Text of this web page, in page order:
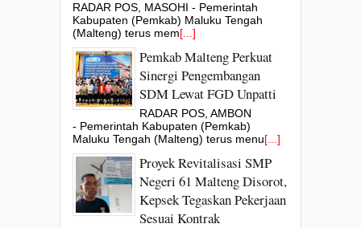
RADAR POS, MASOHI - Pemerintah
Kabupaten (Pemkab) Maluku Tengah
(Malteng) terus mem[...]
Pemkab Malteng Perkuat
Sinergi Pengembangan
SDM Lewat FGD Unpatti
RADAR POS, AMBON
- Pemerintah Kabupaten (Pemkab)
Maluku Tengah (Malteng) terus menu[...]
Proyek Revitalisasi SMP
Negeri 61 Malteng Disorot,
Kepsek Tegaskan Pekerjaan
Sesuai Kontrak